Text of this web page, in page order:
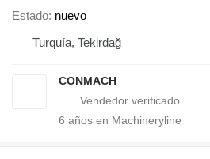
Estado nuevo
Turquía, Tekirdağ
CONMACH
6 años en Machineryline